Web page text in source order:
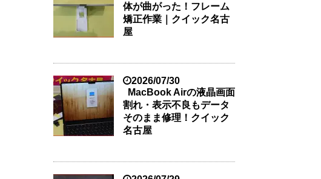
体が曲がった！フレーム
矯正作業｜クイック名古
屋
2026/07/30
MacBook Airの液晶画面
割れ・表示不良もデータ
そのまま修理！クイック
名古屋